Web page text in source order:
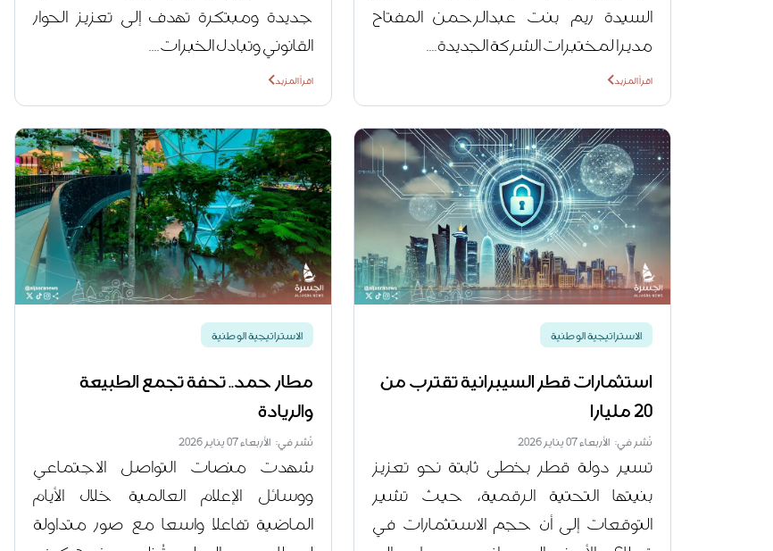
السيدة ريم بنت عبدالرحمن المفتاح
مديرا لمختبرات الشركة الجديدة....
اقرأ المزيد
جديدة ومبتكرة تهدف إلى تعزيز الحوار
القانوني وتبادل الخبرات....
اقرأ المزيد
الاستراتيجية الوطنية
استثمارات قطر السيبرانية تقترب من
20 مليارا
نُشر في: الأربعاء 07 يناير 2026
تسير دولة قطر بخطى ثابتة نحو تعزيز
بنيتها التحتية الرقمية، حيث تشير
التوقعات إلى أن حجم الاستثمارات في
الاستراتيجية الوطنية
مطار حمد.. تحفة تجمع الطبيعة
والريادة
نُشر في: الأربعاء 07 يناير 2026
شهدت منصات التواصل الاجتماعي
ووسائل الإعلام العالمية خلال الأيام
الماضية تفاعلا واسعا مع صور متداولة